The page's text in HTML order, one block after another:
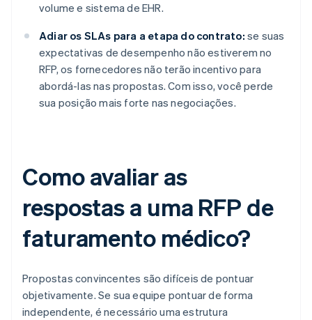
volume e sistema de EHR.
Adiar os SLAs para a etapa do contrato: se suas
expectativas de desempenho não estiverem no
RFP, os fornecedores não terão incentivo para
abordá-las nas propostas. Com isso, você perde
sua posição mais forte nas negociações.
Como avaliar as
respostas a uma RFP de
faturamento médico?
Propostas convincentes são difíceis de pontuar
objetivamente. Se sua equipe pontuar de forma
independente, é necessário uma estrutura